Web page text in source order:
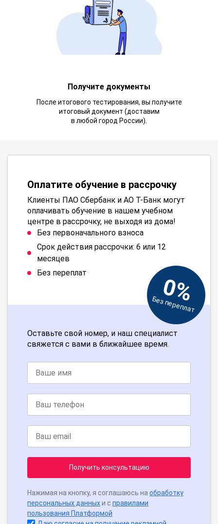
Получите документы
После итогового тестирования, вы получите
итоговый документ (доставим
в любой город России).
Оплатите обучение в рассрочку
Клиенты ПАО Сбербанк и АО Т-Банк могут
оплачивать обучение в нашем учебном
центре в рассрочку, не выходя из дома!
Без первоначального взноса
Срок действия рассрочки: 6 или 12
месяцев
Без переплат
0%
Без переплат
Оставьте свой номер, и наш специалист
свяжется с вами в ближайшее время.
Получить консультацию
Нажимая на кнопку, я соглашаюсь на обработку
персональных данныхи с правилами
пользования Платформой